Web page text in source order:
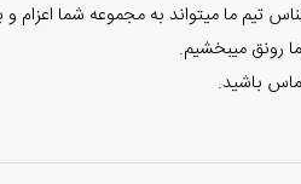
تیم ما میتواند به مجموعه شما
رونق میبخشیم.
باشید.